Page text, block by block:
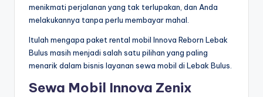
menikmati perjalanan yang tak terlupakan, dan Anda
melakukannya tanpa perlu membayar mahal.
Itulah mengapa paket rental mobil Innova Reborn Lebak
Bulus masih menjadi salah satu pilihan yang paling
menarik dalam bisnis layanan sewa mobil di Lebak Bulus.
Sewa Mobil Innova Zenix